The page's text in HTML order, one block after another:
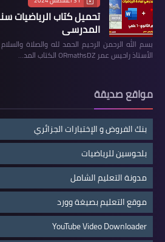
المدرسي
بسم الله الرحمن الرحيم الحمد لله والصلاة
الأستاذ راحيس عمر ORmathsDZ الكتاب المد…
مواقع صديقة
بنك الفروض و الإختبارات الجزائري
بلحوسين للرياضيات
مدونة التعليم الشامل
موقع التعليم بصيغة وورد
YouTube Video Downloader